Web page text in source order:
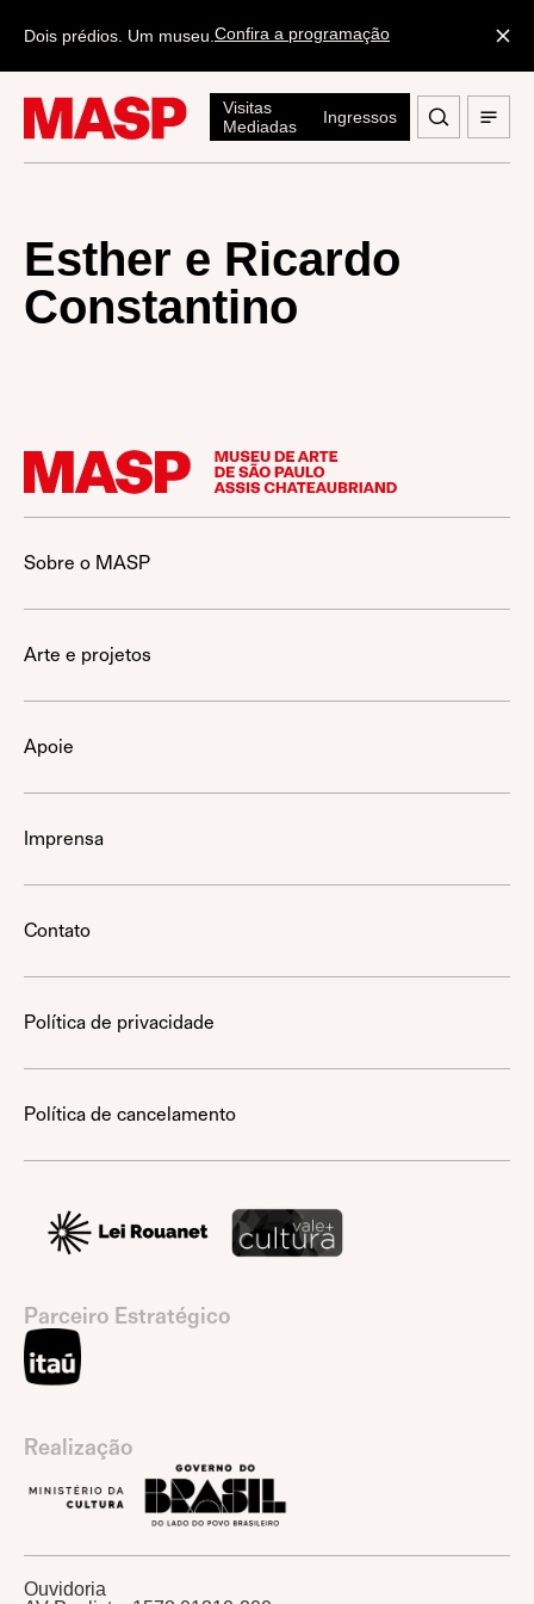
Dois prédios. Um museu. Confira a programação
Visitas
Mediadas
Ingressos
Esther e Ricardo
Constantino
Sobre o MASP
Arte e projetos
Apoie
Imprensa
Contato
Política de privacidade
Política de cancelamento
Parceiro Estratégico
Realização
Ouvidoria